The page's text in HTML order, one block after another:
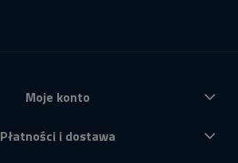
Moje konto
Płatności i dostawa